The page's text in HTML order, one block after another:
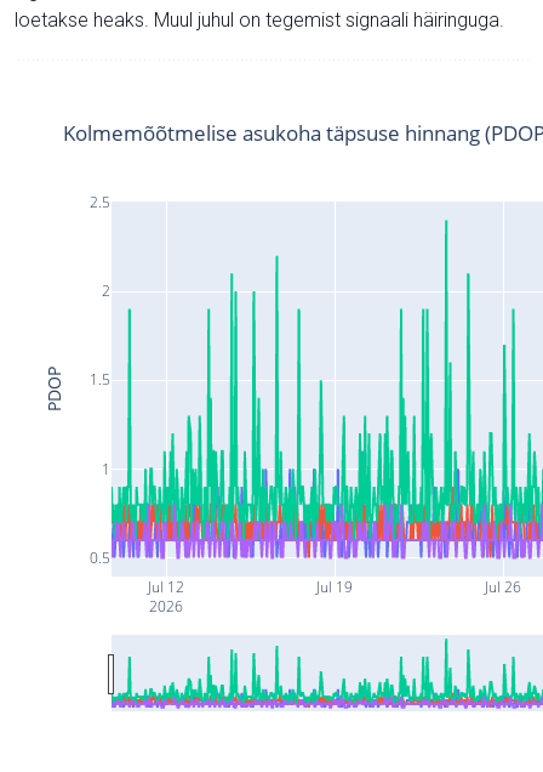
loetakse heaks. Muul juhul on tegemist signaali häiringuga.
Jul 12
2026
Jul 19 Jul 26
0.5
1
1.5
2
2.5
Kolmemõõtmelise asukoha täpsuse hinnang
PDOP